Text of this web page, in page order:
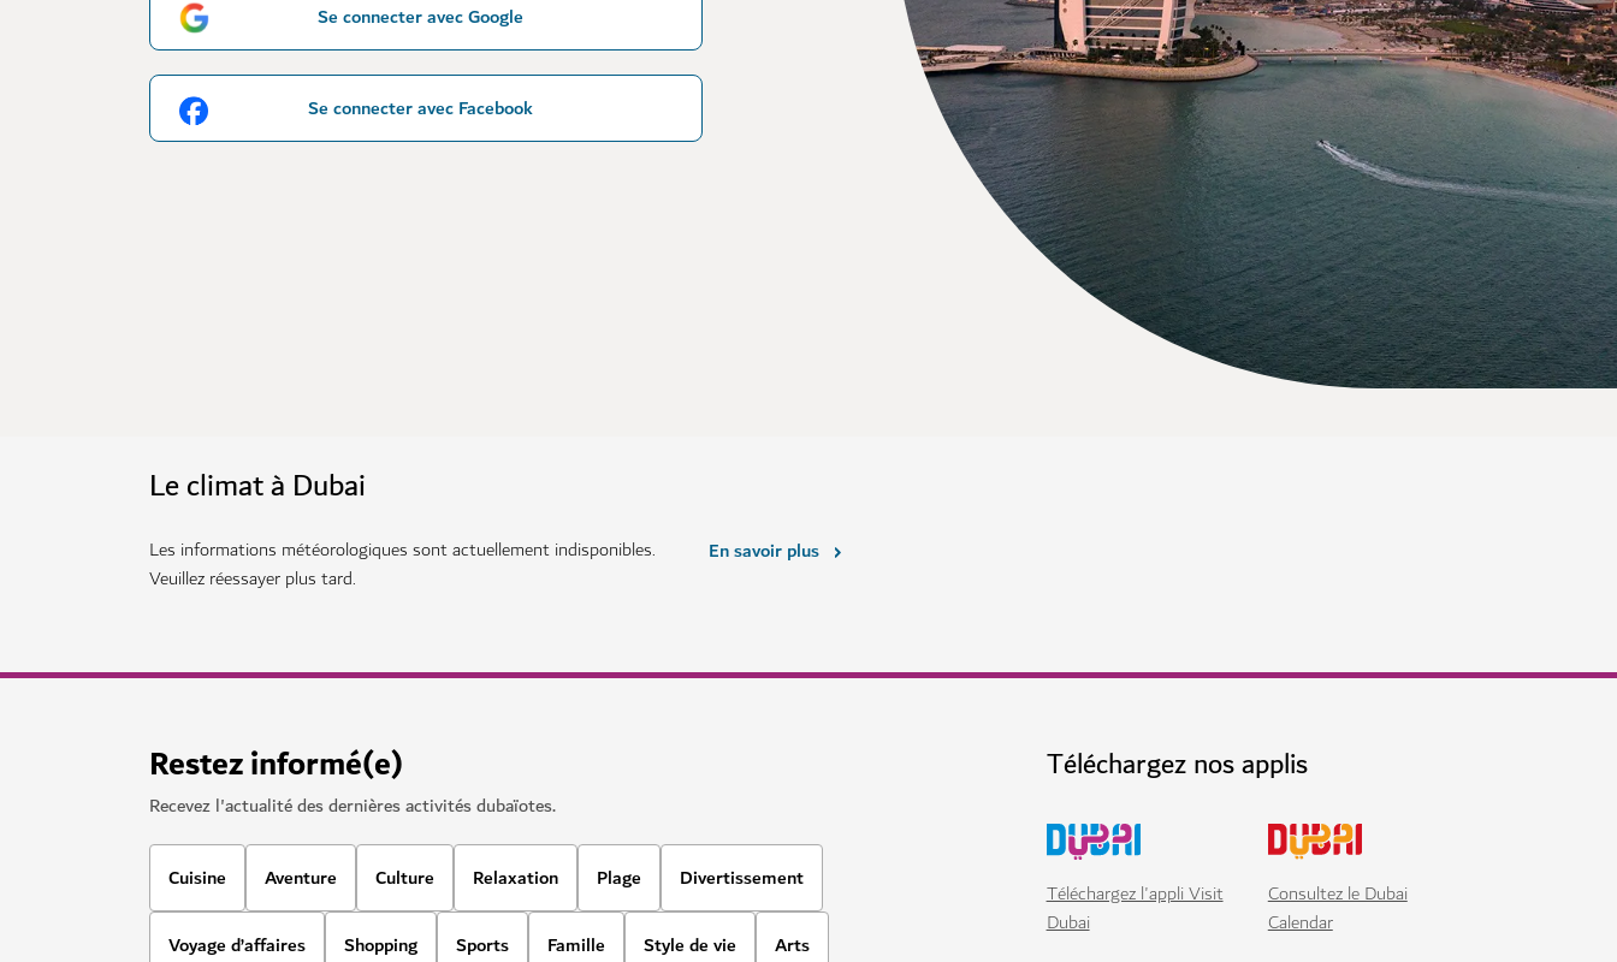
Se connecter avec Google
Se connecter avec Facebook
Le climat à Dubai
Les informations météorologiques sont actuellement indisponibles.
Veuillez réessayer plus tard.
En savoir plus
Restez informé(e)
Recevez l'actualité des dernières activités dubaïotes.
Cuisine Aventure Culture Relaxation Plage Divertissement
Voyage d’affaires Shopping Sports Famille Style de vie Arts
Téléchargez nos applis
Téléchargez l'appli Visit
Dubai
Consultez le Dubai
Calendar